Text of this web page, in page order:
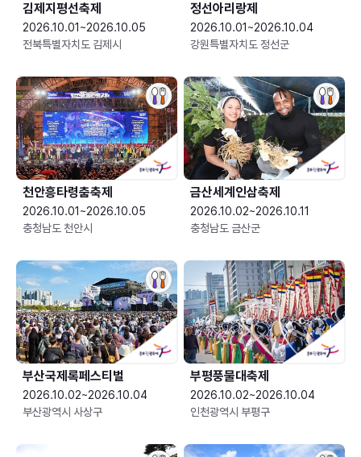
김제지평선축제
2026.10.01~2026.10.05
전북특별자치도 김제시
정선아리랑제
2026.10.01~2026.10.04
강원특별자치도 정선군
천안흥타령춤축제
2026.10.01~2026.10.05
충청남도 천안시
금산세계인삼축제
2026.10.02~2026.10.11
충청남도 금산군
부산국제록페스티벌
2026.10.02~2026.10.04
부산광역시 사상구
부평풍물대축제
2026.10.02~2026.10.04
인천광역시 부평구